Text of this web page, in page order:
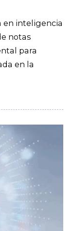
en inteligencia
notas
para
en la